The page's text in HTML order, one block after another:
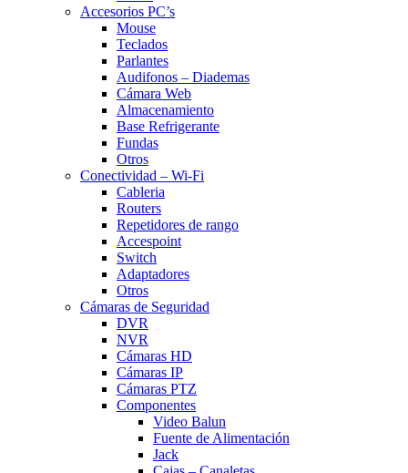
Accesorios PC’s
Mouse
Teclados
Parlantes
Audifonos – Diademas
Cámara Web
Almacenamiento
Base Refrigerante
Fundas
Otros
Conectividad – Wi-Fi
Cableria
Routers
Repetidores de rango
Accespoint
Switch
Adaptadores
Otros
Cámaras de Seguridad
DVR
NVR
Cámaras HD
Cámaras IP
Cámaras PTZ
Componentes
Video Balun
Fuente de Alimentación
Jack